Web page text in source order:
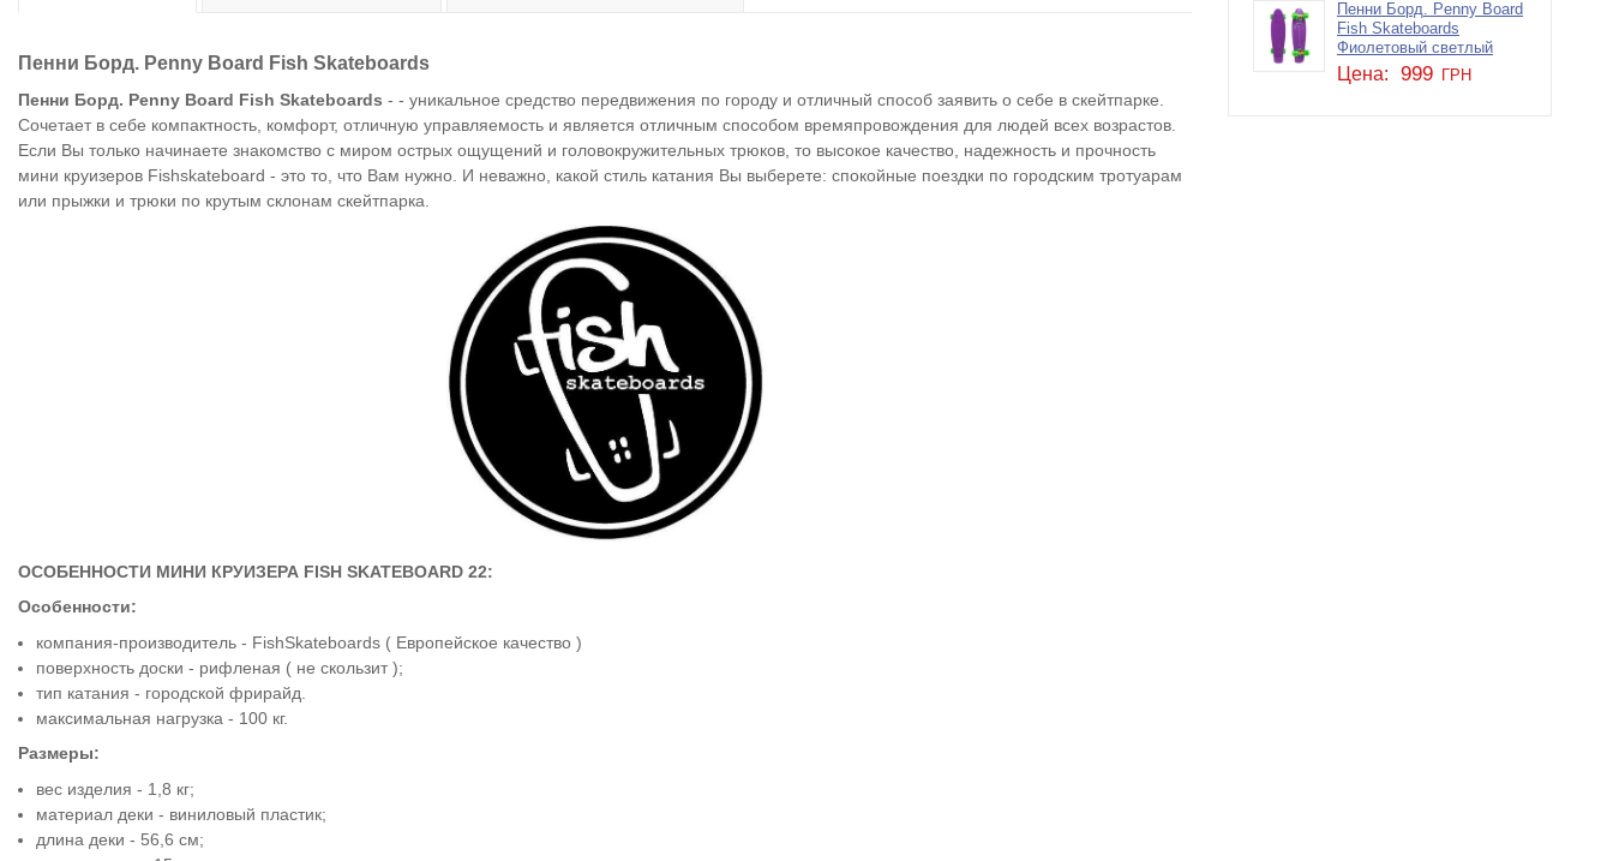
Пенни Борд. Penny Board Fish Skateboards
Пенни Борд. Penny Board Fish Skateboards - - уникальное средство передвижения по городу и отличный способ заявить о себе в скейтпарке.
Сочетает в себе компактность, комфорт, отличную управляемость и является отличным способом времяпровождения для людей всех возрастов.
Если Вы только начинаете знакомство с миром острых ощущений и головокружительных трюков, то высокое качество, надежность и прочность
мини круизеров Fishskateboard - это то, что Вам нужно. И неважно, какой стиль катания Вы выберете: спокойные поездки по городским тротуарам
или прыжки и трюки по крутым склонам скейтпарка.
ОСОБЕННОСТИ МИНИ КРУИЗЕРА FISH SKATEBOARD 22:
Особенности:
компания-производитель - FishSkateboards ( Европейское качество )
поверхность доски - рифленая ( не скользит );
тип катания - городской фрирайд.
максимальная нагрузка - 100 кг.
Размеры:
вес изделия - 1,8 кг;
материал деки - виниловый пластик;
длина деки - 56,6 см;
Пенни Борд. Penny Board
Fish Skateboards
Фиолетовый светлый
Цена: 999 ГРН